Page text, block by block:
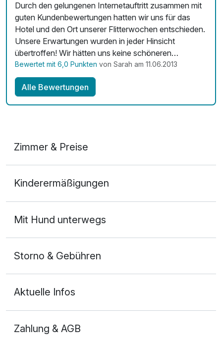
Durch den gelungenen Internetauftritt zusammen mit
guten Kundenbewertungen hatten wir uns für das
Hotel und den Ort unserer Flitterwochen entschieden.
Unsere Erwartungen wurden in jeder Hinsicht
übertroffen! Wir hätten uns keine schöneren
Flitterwochen wünschen können. Lage, umgebende
Parkanlage, Zustand des Gebäudes, Essen,
Zimmerausstattung, Wellnessbereich und besonders
Bewertet mit 6,0 Punkten von Sarah am 11.06.2013
Alle Bewertungen
Zimmer & Preise
2 Erwachsene
Kinderermäßigungen
Mit Hund unterwegs
Storno & Gebühren
Aktuelle Infos
Zahlung & AGB